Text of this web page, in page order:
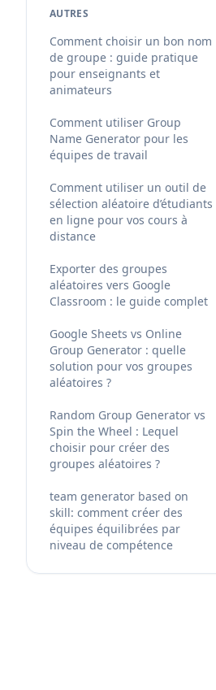
AUTRES
Comment choisir un bon nom
de groupe : guide pratique
pour enseignants et
animateurs
Comment utiliser Group
Name Generator pour les
équipes de travail
Comment utiliser un outil de
sélection aléatoire d’étudiants
en ligne pour vos cours à
distance
Exporter des groupes
aléatoires vers Google
Classroom : le guide complet
Google Sheets vs Online
Group Generator : quelle
solution pour vos groupes
aléatoires ?
Random Group Generator vs
Spin the Wheel : Lequel
choisir pour créer des
groupes aléatoires ?
team generator based on
skill: comment créer des
équipes équilibrées par
niveau de compétence